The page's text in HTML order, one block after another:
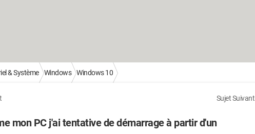
& Système Windows Windows 10
Sujet Suivant
mon PC j'ai tentative de démarrage à partir d'un